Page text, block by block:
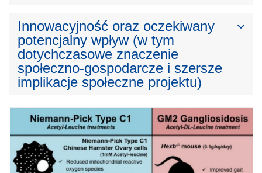
Innowacyjność oraz oczekiwany
potencjalny wpływ (w tym
dotychczasowe znaczenie
społeczno-gospodarcze i szersze
implikacje społeczne projektu)